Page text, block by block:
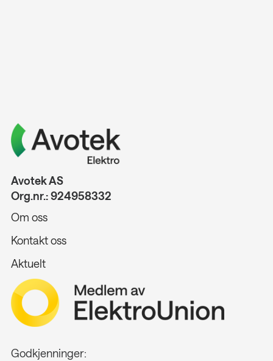
Avotek AS
Org.nr.: 924958332
Om oss
Kontakt oss
Aktuelt
Godkjenninger: